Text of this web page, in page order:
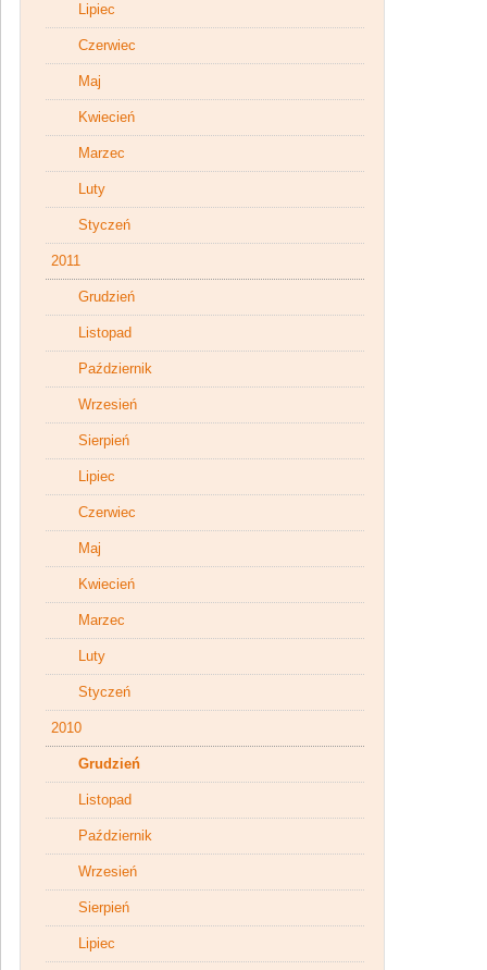
Lipiec
Czerwiec
Maj
Kwiecień
Marzec
Luty
Styczeń
2011
Grudzień
Listopad
Październik
Wrzesień
Sierpień
Lipiec
Czerwiec
Maj
Kwiecień
Marzec
Luty
Styczeń
2010
Grudzień
Listopad
Październik
Wrzesień
Sierpień
Lipiec